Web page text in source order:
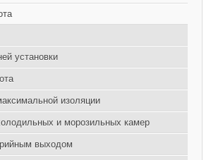
установки
изоляции
и морозильных камер
выходом